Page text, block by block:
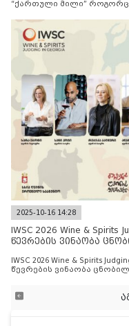
“ქართული მილი”
2025-10-16 14:28
IWSC 2026 Wine & Spirits
წევრების ვინაობა
IWSC 2026 Wine & Spirits
წევრების ვინაობა